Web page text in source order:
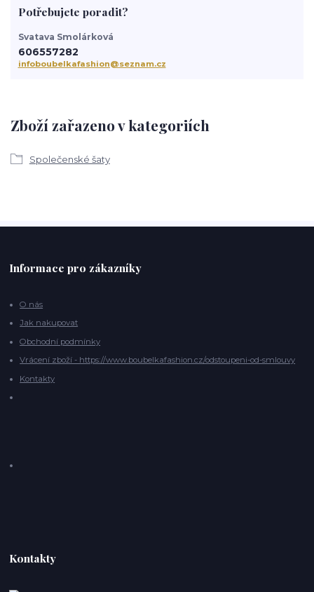
Zboží zařazeno v kategoriích
Společenské šaty
Potřebujete poradit?
Svatava Smolárková
606557282
infoboubelkafashion@seznam.cz
Informace pro zákazníky
O nás
Jak nakupovat
Obchodní podmínky
Vrácení zboží - https://www.boubelkafashion.cz/odstoupeni-od-smlouvy
Kontakty
Kontakty